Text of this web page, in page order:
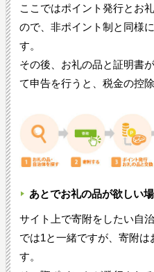
ここではポイント発行とお
ので、非ポイント制と同様
す。
その後、お礼の品と証明書
て申告を行うと、税金の控
あとでお礼の品が欲しい
サイト上で寄附をしたい自
では1と一緒ですが、寄附
す。